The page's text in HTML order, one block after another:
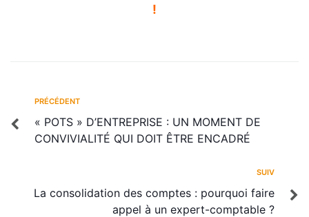
!
PRÉCÉDENT
« POTS » D’ENTREPRISE : UN MOMENT DE
CONVIVIALITÉ QUI DOIT ÊTRE ENCADRÉ
SUIV
La consolidation des comptes : pourquoi faire
appel à un expert-comptable ?